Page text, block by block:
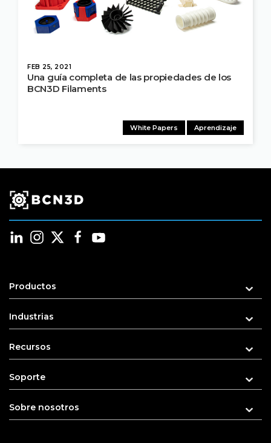
FEB 25, 2021
White Papers Aprendizaje
Una guía completa de las propiedades de los
BCN3D Filaments
Productos
Industrias
Recursos
Soporte
Sobre nosotros